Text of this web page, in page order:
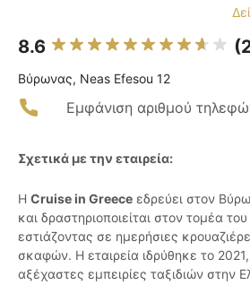
8.6
Βύρωνας, Neas Efesou 12
Εμφάνιση αριθμού
Σχετικά με την εταιρεία:
Η Cruise in Greece εδρεύει στον
και δραστηριοποιείται στον τομέα
εστιάζοντας σε ημερήσιες
σκαφών. Η εταιρεία ιδρύθηκε το
αξέχαστες εμπειρίες ταξιδιών στην